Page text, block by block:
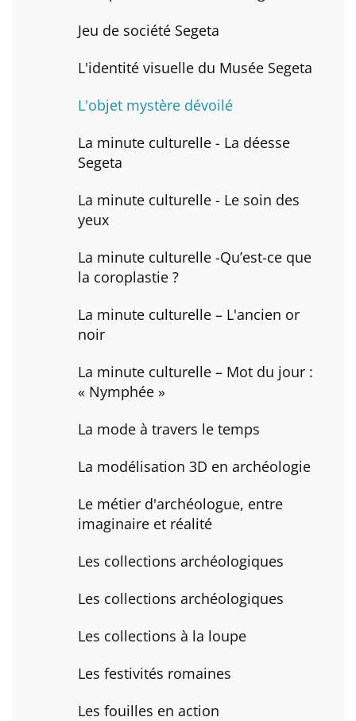
Jeu de société Segeta
L'identité visuelle du Musée Segeta
L'objet mystère dévoilé
La minute culturelle - La déesse
Segeta
La minute culturelle - Le soin des
yeux
La minute culturelle -Qu’est-ce que
la coroplastie ?
La minute culturelle – L'ancien or
noir
La minute culturelle – Mot du jour :
« Nymphée »
La mode à travers le temps
La modélisation 3D en archéologie
Le métier d'archéologue, entre
imaginaire et réalité
Les collections archéologiques
Les collections archéologiques
Les collections à la loupe
Les festivités romaines
Les fouilles en action